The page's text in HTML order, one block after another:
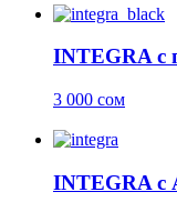
INTEGRA с
3 000 сом
INTEGRA с